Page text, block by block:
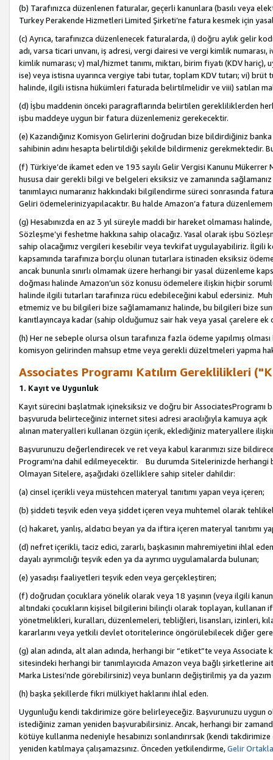
(b) Tarafınızca düzenlenen faturalar, geçerli kanunlara (basılı veya
Turkey Perakende Hizmetleri Limited Şirketi’ne fatura kesmek için
(c) Ayrıca, tarafınızca düzenlenecek faturalarda, i) doğru aylık gelir
adı, varsa ticari unvanı, iş adresi, vergi dairesi ve vergi kimlik
kimlik numarası; v) mal/hizmet tanımı, miktarı, birim fiyatı (KDV
ise) veya istisna uyarınca vergiye tabi tutar, toplam KDV tutarı; vi) brüt
halinde, ilgili istisna hükümleri faturada belirtilmelidir ve viii) satılan
(d) İşbu maddenin önceki paragraflarında belirtilen gerekliliklerden
işbu maddeye uygun bir fatura düzenlemeniz gerekecektir.
(e) Kazandığınız Komisyon Gelirlerini doğrudan bize bildirdiğiniz banka
sahibinin adını hesapta belirtildiği şekilde bildirmeniz gerekmektedir.
(f) Türkiye’de ikamet eden ve 193 sayılı Gelir Vergisi Kanunu
hususa dair gerekli bilgi ve belgeleri eksiksiz ve zamanında
tanımlayıcı numaranız hakkındaki bilgilendirme süreci sonrasında
Geliri ödemelerinizyapılacaktır. Bu halde Amazon’a fatura
(g) Hesabınızda en az 3 yıl süreyle maddi bir hareket olmaması
Sözleşme’yi feshetme hakkına sahip olacağız. Yasal olarak işbu
sahip olacağımız vergileri kesebilir veya tevkifat uygulayabiliriz. İlgili
kapsamında tarafınıza borçlu olunan tutarlara istinaden eksiksiz
ancak bununla sınırlı olmamak üzere herhangi bir yasal düzenleme
doğması halinde Amazon’un söz konusu ödemelere ilişkin hiçbir
halinde ilgili tutarları tarafınıza rücu edebileceğini kabul edersiniz.
etmemiz ve bu bilgileri bize sağlamamanız halinde, bu bilgileri bize
kanıtlayıncaya kadar (sahip olduğumuz sair hak veya yasal çarelere
(h) Her ne sebeple olursa olsun tarafınıza fazla ödeme yapılmış
komisyon gelirinden mahsup etme veya gerekli düzeltmeleri yapma
Associates Programı Katılım Gereklilikleri
1. Kayıt ve Uygunluk
Kayıt sürecini başlatmak içineksiksiz ve doğru bir AssociatesProgramı
başvuruda belirteceğiniz internet sitesi adresi aracılığıyla kamuya
alınan materyalleri kullanan özgün içerik, eklediğiniz materyallere
Başvurunuzu değerlendirecek ve ret veya kabul kararımızı size
Programı’na dahil edilmeyecektir. Bu durumda Sitelerinizde herhangi
Olmayan Sitelere, aşağıdaki özelliklere sahip siteler dahildir:
(a) cinsel içerikli veya müstehcen materyal tanıtımı yapan veya içeren;
(b) şiddeti teşvik eden veya şiddet içeren veya muhtemel olarak
(c) hakaret, yanlış, aldatıcı beyan ya da iftira içeren materyal tanıtımı
(d) nefret içerikli, taciz edici, zararlı, başkasının mahremiyetini ihlal
dayalı ayrımcılığı teşvik eden ya da ayrımcı uygulamalarda bulunan;
(e) yasadışı faaliyetleri teşvik eden veya gerçekleştiren;
(f) doğrudan çocuklara yönelik olarak veya 18 yaşının (veya ilgili
altındaki çocukların kişisel bilgilerini bilinçli olarak toplayan, kullanan
yönetmelikleri, kuralları, düzenlemeleri, tebliğleri, lisansları, izinleri,
kararlarını veya yetkili devlet otoritelerince öngörülebilecek diğer
(g) alan adında, alt alan adında, herhangi bir “etiket”te veya
sitesindeki herhangi bir tanımlayıcıda Amazon veya bağlı şirketlerine
Marka Listesi’nde görebilirsiniz) veya bunların değiştirilmiş ya da
(h) başka şekillerde fikri mülkiyet haklarını ihlal eden.
Uygunluğu kendi takdirimize göre belirleyeceğiz. Başvurunuzu uygun
istediğiniz zaman yeniden başvurabilirsiniz. Ancak, herhangi bir
kötüye kullanma nedeniyle hesabınızı sonlandırırsak (kendi
yeniden katılmaya çalışamazsınız. Önceden yetkilendirme,Gelir